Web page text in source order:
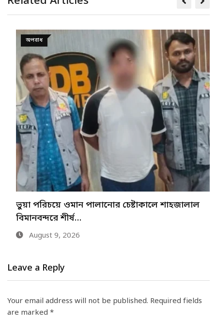
অপরাধ
ভুয়া পরিচয়ে ওমান পালানোর চেষ্টাকালে শাহজালাল
বিমানবন্দরে শীর্ষ…
August 9, 2026
Leave a Reply
Your email address will not be published. Required fields
are marked *